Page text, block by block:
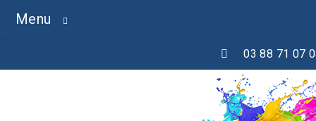
Menu
03 88 71 07